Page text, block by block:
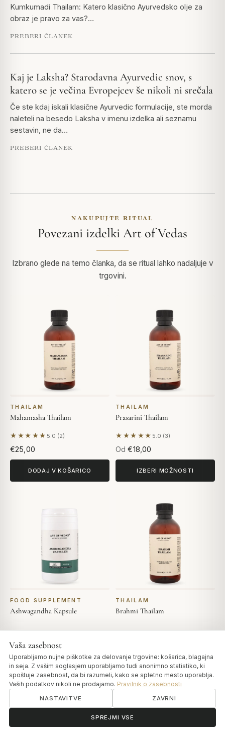
Kumkumadi Thailam: Katero klasično Ayurvedsko olje za
obraz je pravo za vas?…
PREBERI ČLANEK
Kaj je Laksha? Starodavna Ayurvedic snov, s
katero se je večina Evropejcev še nikoli ni srečala
Če ste kdaj iskali klasične Ayurvedic formulacije, ste morda
naleteli na besedo Laksha v imenu izdelka ali seznamu
sestavin, ne da…
PREBERI ČLANEK
NAKUPUJTE RITUAL
Povezani izdelki Art of Vedas
Izbrano glede na temo članka, da se ritual lahko nadaljuje v
trgovini.
THAILAM
Mahamasha Thailam
★★★★★ 5.0 (2)
Na podlagi 2 mnenj
€25,00
DODAJ V KOŠARICO
THAILAM
Prasarini Thailam
★★★★★ 5.0 (3)
Na podlagi 3 mnenj
Od €18,00
IZBERI MOŽNOSTI
FOOD SUPPLEMENT
Ashwagandha Kapsule
IZBERI MOŽNOSTI
THAILAM
Brahmi Thailam
IZBERI MOŽNOSTI
ॐ
Vaša zasebnost
Uporabljamo nujne piškotke za delovanje trgovine: košarica, blagajna
in seja. Z vašim soglasjem uporabljamo tudi anonimno statistiko, ki
spoštuje zasebnost, da bi razumeli, kako se spletno mesto uporablja.
Vaših podatkov nikoli ne prodajamo. Pravilnik o zasebnosti
NASTAVITVE ZAVRNI
SPREJMI VSE